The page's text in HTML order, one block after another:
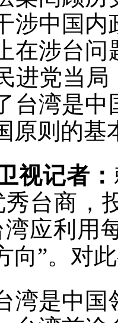
涉中国
在涉台
进党当
台湾是
原则的基
视记者：
台商，
应利用
向”。对
湾是中国